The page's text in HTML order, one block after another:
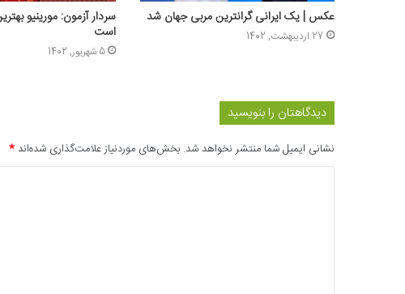
عکس | یک ایرانی گرانترین مربی جهان شد
27 اردیبهشت, 1402
سردار آزمون: مورینیو
است
5 شهریور, 1402
دیدگاهتان را بنویسید
نشانی ایمیل شما منتشر نخواهد شد. بخش‌های موردنیاز علامت‌گذاری شده‌اند*